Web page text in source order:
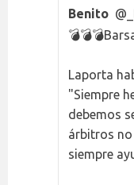
Benito
Laporta
"Siempre
debemos
árbitros no
siempre